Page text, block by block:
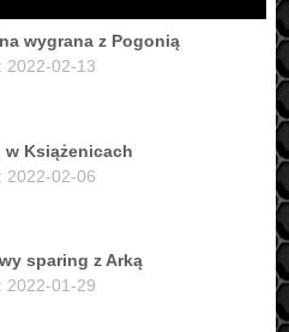
wygrana z Pogonią
2022-02-13
w Książenicach
2022-02-06
sparing z Arką
2022-01-29